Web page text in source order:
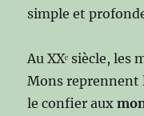
simple et
Au XXᵉ siècle, les
Mons reprennent
le confier aux